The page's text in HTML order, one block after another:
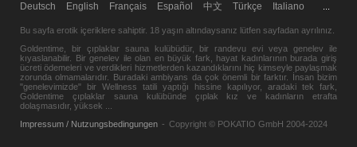
Deutsch English Français Español 中文 Türkçe Italiano
Bu sayfa erotik içeriklere sahiptir. 18 yaşın altındaysanız lütfen sayfadan ayrılınız
Goldentime, bir çıplaklar sauna kulübüdür, bir randevu evi veya genelev ile
kıyaslanabilir. Bir genelev ile olan en büyük fark, hayat kadınlarının burada giriş
ücreti ödemeleri ve verdikleri hizmetlerden kazandıklarını hiç kimseyle paylaşmak
zorunda olmamalarıdır. Buradaki ambiyans da çok önemli bir farktır. İnsan bizim
"genelevimizde" bir Wellness tatili yaptığı hissine kapılıyor, aradaki tek fark,
Goldentime çıplaklar sauna kulübünde çıplak kız ve kadınların etrafta
dolaşmasıdır, yüksek
Impressum / Nutzungsbedingungen - Copyright © POKATIO GmbH 2004-2024